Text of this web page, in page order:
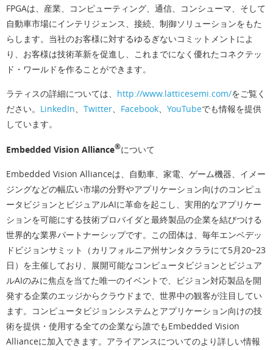
FPGAは、産業、コンピューティング、通信、コンシューマ、そして
自動車市場にインテリジェンス、接続、制御ソリューションをもた
らします。当社のお客様に対するゆるぎないコミットメントによ
り、お客様は技術革新を促進し、これまでになく優れたコネクテッ
ド・ワールドを作ることができます。
ラティスの詳細については、 http://www.latticesemi.com/をご覧く
ださい。 LinkedIn、 Twitter、 Facebook、 YouTubeでも情報を提供
しています。
Embedded Vision Alliance®について
Embedded Vision Allianceは、自動車、家電、ゲーム機器、イメー
ジングなどの幅広い市場の分野やアプリケーション向けのコンピュ
ータビジョンとビジュアルAIに革命を起こし、実用的なアプリケー
ションを可能にする技術プロバイダと最終製品の企業を結びつける
世界的な業界パートナーシップです。この団体は、毎年エンベデッ
ドビジョンサミット（カリフォルニア州サンタクララにて5月20~23
日）を主催しており、展開可能なコンピュータビジョンとビジュア
ルAIのみに焦点を当てた唯一のイベントで、ビジョン対応製品を開
発する企業のエッジからクラウドまで、世界中の観客が注目してい
ます。コンピュータビジョンシステムとアプリケーション向けの技
術を提供・使用する全ての企業なら誰でもEmbedded Vision
Allianceに加入できます。アライアンスについてのより詳しい情報